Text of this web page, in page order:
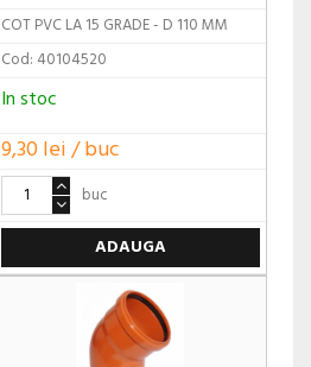
COT PVC LA 15 GRADE - D 110 MM
Cod: 40104520
In stoc
9,30 lei / buc
buc
ADAUGA